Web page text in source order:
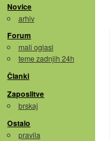
Novice
arhiv
Forum
mali oglasi
teme zadnjih 24h
Članki
Zaposlitve
brskaj
Ostalo
pravila